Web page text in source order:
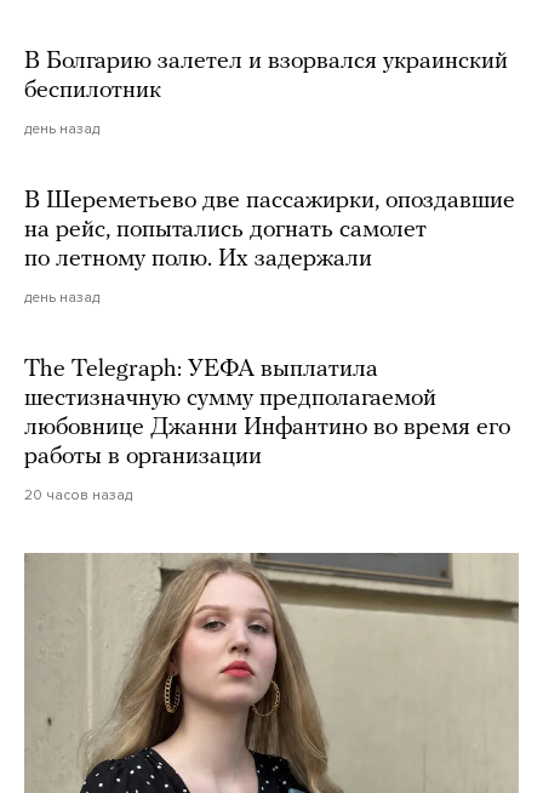
В Болгарию залетел и взорвался украинский
беспилотник
день назад
В Шереметьево две пассажирки, опоздавшие
на рейс, попытались догнать самолет
по летному полю. Их задержали
день назад
The Telegraph: УЕФА выплатила
шестизначную сумму предполагаемой
любовнице Джанни Инфантино во время его
работы в организации
20 часов назад